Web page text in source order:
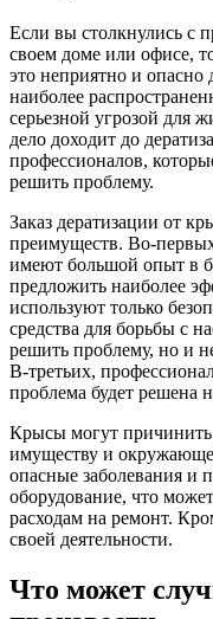
Если вы столкнулись с
своем доме или офисе,
это неприятно и
наиболее
серьезной угрозой для
дело доходит до
профессионалов,
решить проблему.
Заказ дератизации от
преимуществ. Во-
имеют большой опыт в
предложить наиболее
используют только
средства для борьбы с
решить проблему, но и
В-третьих,
проблема будет решена
Крысы могут причинить
имуществу и
опасные заболевания и
оборудование, что
расходам на ремонт.
своей деятельности.
Что может